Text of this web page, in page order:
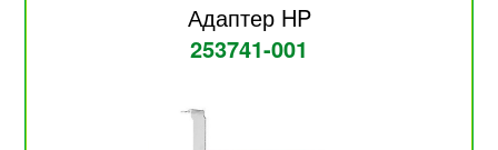
Адаптер HP
253741-001